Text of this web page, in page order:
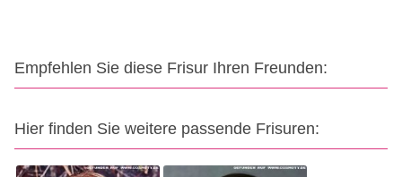
Empfehlen Sie diese Frisur Ihren Freunden:
Hier finden Sie weitere passende Frisuren: